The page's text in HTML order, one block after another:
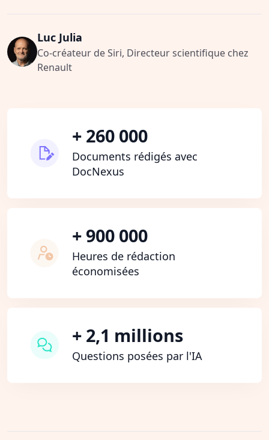
Luc Julia
Co-créateur de Siri, Directeur scientifique chez
Renault
+ 260 000
Documents rédigés avec
DocNexus
+ 900 000
Heures de rédaction
économisées
+ 2,1 millions
Questions posées par l'IA